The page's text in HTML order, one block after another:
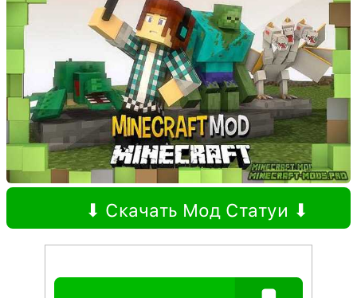
⬇ Скачать Мод Статуи ⬇